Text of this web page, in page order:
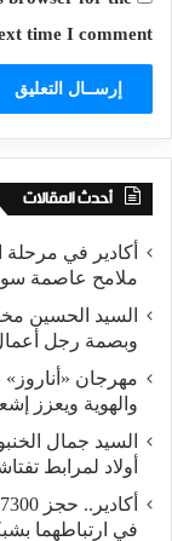
time I comment.
أحدث المقالات
أكادير في
ملامح عاصمة
السيد الحسين
وبصمة رجل
مهرجان «أناروز»
والهوية ويعزز
السيد جمال
أولاد لمرابط
في ارتباطهما